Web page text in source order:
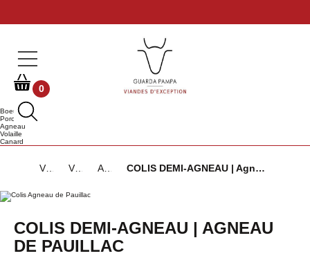
0
Boeuf
Porc
Agneau
Volaille
Canard
COLIS DEMI-AGNEAU | Agneau de Pauillac
COLIS DEMI-AGNEAU | AGNEAU
DE PAUILLAC